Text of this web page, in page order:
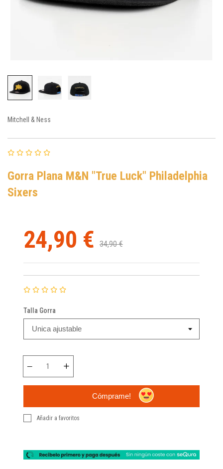
Mitchell & Ness
Gorra Plana M&N "True Luck" Philadelphia
Sixers
24,90 € 34,90 €
Talla Gorra
Cómprame!
Añadir a favoritos